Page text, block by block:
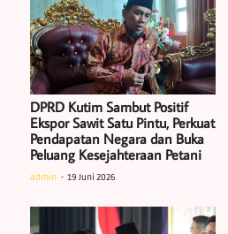
DPRD Kutim Sambut Positif
Ekspor Sawit Satu Pintu, Perkuat
Pendapatan Negara dan Buka
Peluang Kesejahteraan Petani
admin 19 Juni 2026